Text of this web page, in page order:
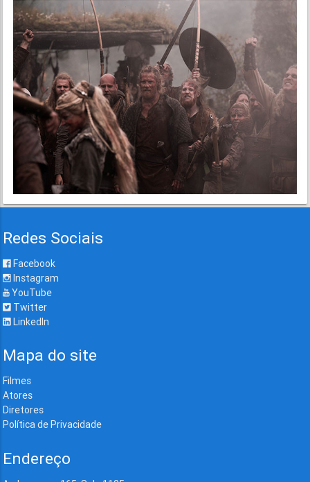
Redes Sociais
Facebook
Instagram
YouTube
Twitter
LinkedIn
Mapa do site
Filmes
Atores
Diretores
Política de Privacidade
Endereço